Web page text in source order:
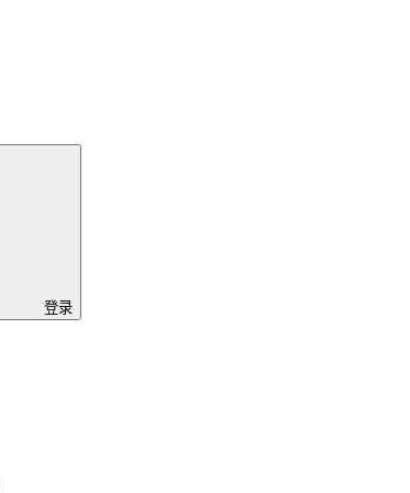
登录